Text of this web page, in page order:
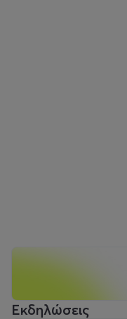
Εκδηλώσεις